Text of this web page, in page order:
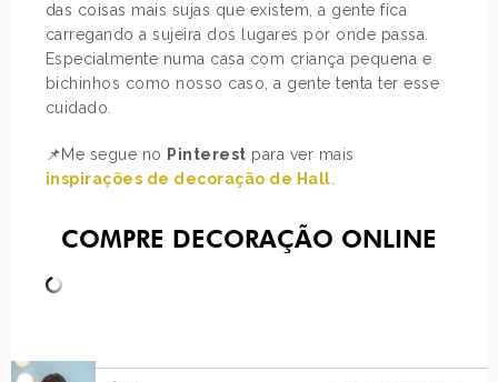
das coisas mais sujas que existem, a gente fica
carregando a sujeira dos lugares por onde passa.
Especialmente numa casa com criança pequena e
bichinhos como nosso caso, a gente tenta ter esse
cuidado.
📌Me segue no Pinterest para ver mais
inspirações de decoração de Hall.
COMPRE DECORAÇÃO ONLINE